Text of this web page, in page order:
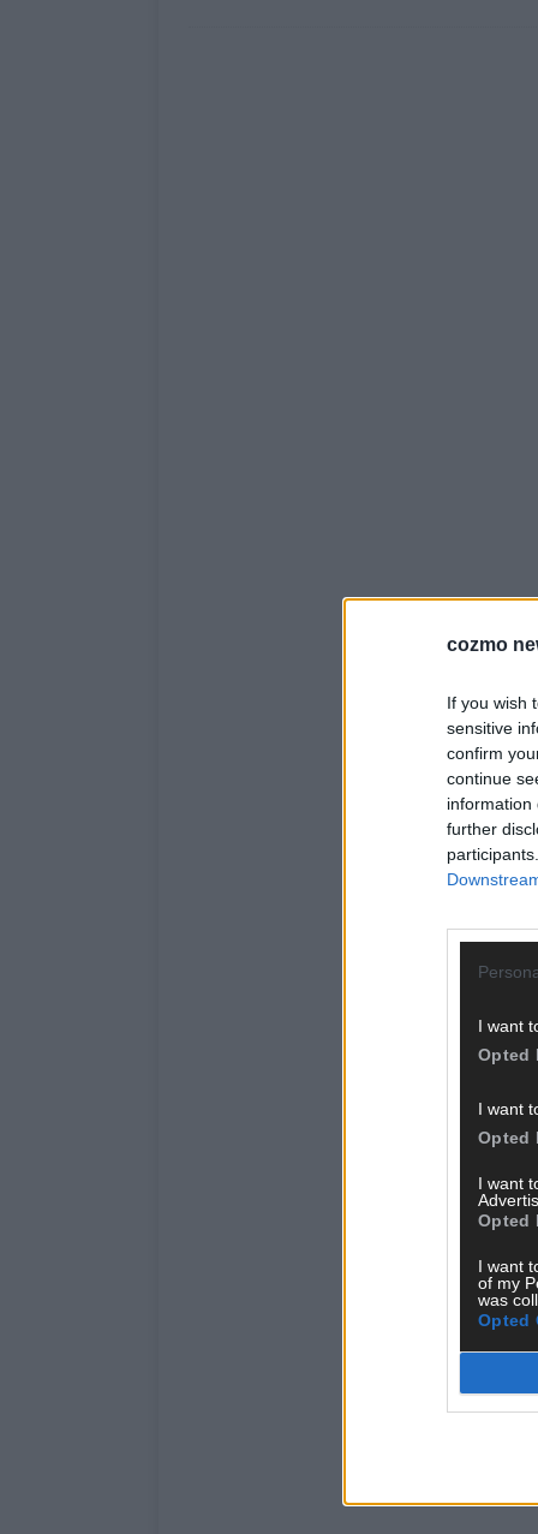
cozmo
If you wish
sensitive
confirm
continue
information
further
I want
Opted
I want
Opted
I want
Opted
I want
of my
was
Opted